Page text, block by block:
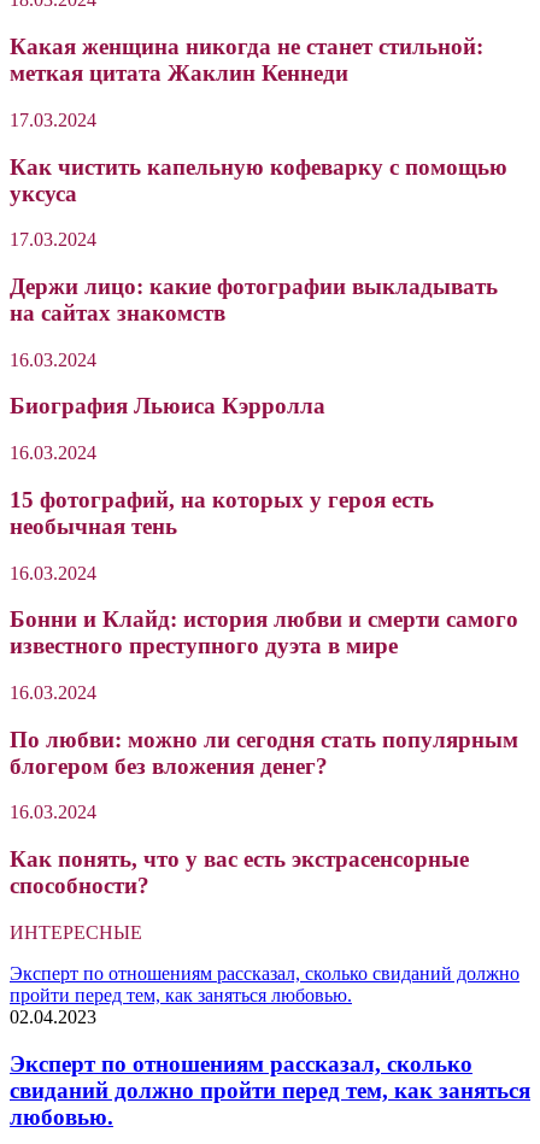
Какая женщина никогда не станет стильной:
меткая цитата Жаклин Кеннеди
17.03.2024
Как чистить капельную кофеварку с помощью
уксуса
17.03.2024
Держи лицо: какие фотографии выкладывать
на сайтах знакомств
16.03.2024
Биография Льюиса Кэрролла
16.03.2024
15 фотографий, на которых у героя есть
необычная тень
16.03.2024
Бонни и Клайд: история любви и смерти самого
известного преступного дуэта в мире
16.03.2024
По любви: можно ли сегодня стать популярным
блогером без вложения денег?
16.03.2024
Как понять, что у вас есть экстрасенсорные
способности?
ИНТЕРЕСНЫЕ
Эксперт по отношениям рассказал, сколько свиданий должно
пройти перед тем, как заняться любовью.
02.04.2023
Эксперт по отношениям рассказал, сколько
свиданий должно пройти перед тем, как заняться
любовью.